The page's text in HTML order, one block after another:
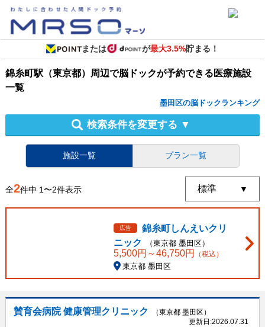
または が最大3.5%貯まる！
錦糸町駅（東京都）周辺で脳ドックが予約できる医療施設
一覧
墨田区の脳ドックランキング
検索条件を変更する ▼
施設一覧 プラン一覧
全2件中 1〜2件表示
広告
錦糸町しんえいクリ
ニック
（東京都 墨田区）
5,500円～46,750円 （税込）
東京都 墨田区
賛育会病院 健康管理クリニック
（東京都 墨田区）
更新日:2026.07.31